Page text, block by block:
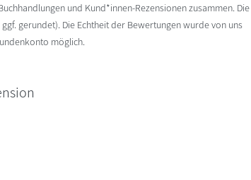
und Kund*innen-Rezensionen zusammen. Die
gerundet). Die Echtheit der Bewertungen wurde von uns
möglich.